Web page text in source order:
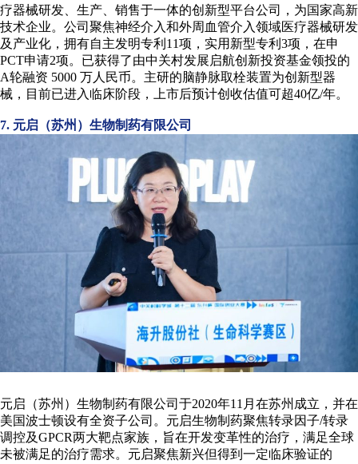
疗器械研发、生产、销售于一体的创新型平台公司，为国家高新
技术企业。公司聚焦神经介入和外周血管介入领域医疗器械研发
及产业化，拥有自主发明专利11项，实用新型专利3项，在申
PCT申请2项。已获得了由中关村发展启航创新投资基金领投的
A轮融资 5000 万人民币。主研的脑静脉取栓装置为创新型器
械，目前已进入临床阶段，上市后预计创收估值可超40亿/年。
7. 元启（苏州）生物制药有限公司
元启（苏州）生物制药有限公司于2020年11月在苏州成立，并在
美国波士顿设有全资子公司。元启生物制药聚焦转录因子/转录
调控及GPCR两大靶点家族，旨在开发变革性的治疗，满足全球
未被满足的治疗需求。元启聚焦新兴但得到一定临床验证的